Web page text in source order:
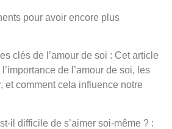
pour avoir encore plus
clés de l’amour de soi : Cet article
de l’amour de soi, les
et comment cela influence notre
il difficile de s’aimer soi-même ? :